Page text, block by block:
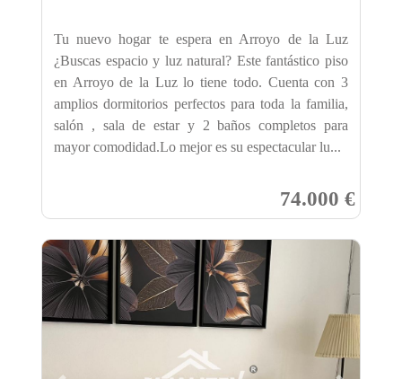
Tu nuevo hogar te espera en Arroyo de la Luz
¿Buscas espacio y luz natural? Este fantástico piso
en Arroyo de la Luz lo tiene todo. Cuenta con 3
amplios dormitorios perfectos para toda la familia,
salón , sala de estar y 2 baños completos para
mayor comodidad.Lo mejor es su espectacular lu...
74.000 €